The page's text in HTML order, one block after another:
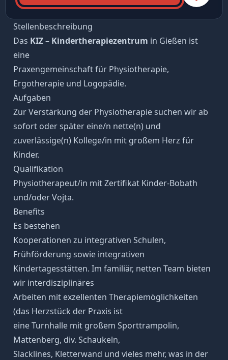
Stellenbeschreibung
Das KIZ – Kindertherapiezentrum in Gießen ist
eine
Praxengemeinschaft für Physiotherapie,
Ergotherapie und Logopädie.
Aufgaben
Zur Verstärkung der Physiotherapie suchen wir ab
sofort oder später eine/n nette(n) und
zuverlässige(n) Kollege/in mit großem Herz für
Kinder.
Qualifikation
Physiotherapeut/in mit Zertifikat Kinder-Bobath
und/oder Vojta.
Benefits
Es bestehen
Kooperationen zu integrativen Schulen,
Frühförderung sowie integrativen
Kindertagesstätten. Im familiär, netten Team bieten
wir interdisziplinäres
Arbeiten mit exzellenten Therapiemöglichkeiten
(das Herzstück der Praxis ist
eine Turnhalle mit großem Sporttrampolin,
Mattenberg, div. Schaukeln,
Slacklines, Kletterwand und vieles mehr, was in der